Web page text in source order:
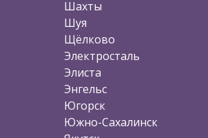
Шахты
Шуя
Щёлково
Электросталь
Элиста
Энгельс
Югорск
Южно-Сахалинск